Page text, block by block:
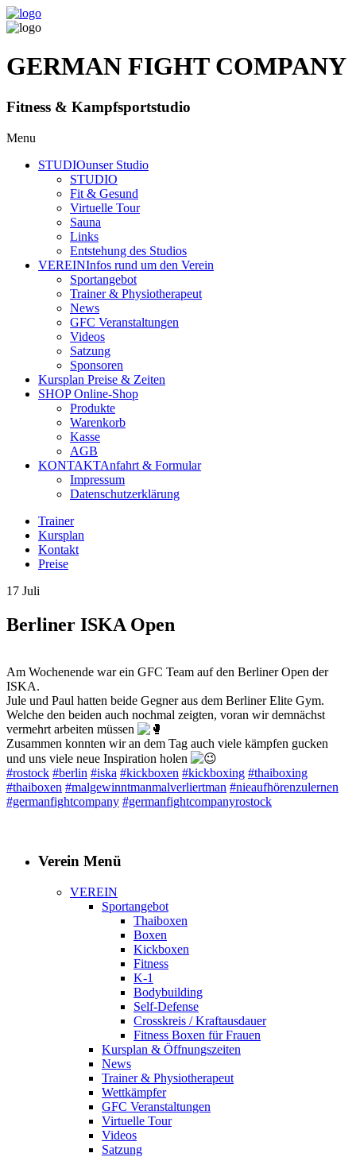
GERMAN FIGHT COMPANY
Fitness & Kampfsportstudio
Menu
STUDIOunser Studio
STUDIO
Fit & Gesund
Virtuelle Tour
Sauna
Links
Entstehung des Studios
VEREINInfos rund um den Verein
Sportangebot
Trainer& Physiotherapeut
News
GFC Veranstaltungen
Videos
Satzung
Sponsoren
Kursplan Preise & Zeiten
SHOPOnline-Shop
Produkte
Warenkorb
Kasse
AGB
KONTAKTAnfahrt & Formular
Impressum
Datenschutzerklärung
Trainer
Kursplan
Kontakt
Preise
17 Juli
Berliner ISKA Open
Am Wochenende war ein GFC Team auf den Berliner Open der
ISKA.
Jule und Paul hatten beide Gegner aus dem Berliner Elite Gym.
Welche den beiden auch nochmal zeigten, voran wir demnächst
vermehrt arbeiten müssen
Zusammen konnten wir an dem Tag auch viele kämpfen gucken
und uns viele neue Inspiration holen
#rostock #berlin #iska #kickboxen #kickboxing #thaiboxing
#thaiboxen #malgewinntmanmalverliertman #nieaufhörenzulernen
#germanfightcompany #germanfightcompanyrostock
Verein Menü
VEREIN
Sportangebot
Thaiboxen
Boxen
Kickboxen
Fitness
K-1
Bodybuilding
Self-Defense
Crosskreis / Kraftausdauer
Fitness Boxen für Frauen
Kursplan & Öffnungszeiten
News
Trainer & Physiotherapeut
Wettkämpfer
GFC Veranstaltungen
Virtuelle Tour
Videos
Satzung